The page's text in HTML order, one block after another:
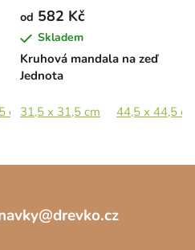
cm 65 x 65 cm
Kruhová mandala na zeď
Jednota
od 582 Kč
Skladem
31,5 x 31,5 cm 44,5 x 44,5
@drevko.cz